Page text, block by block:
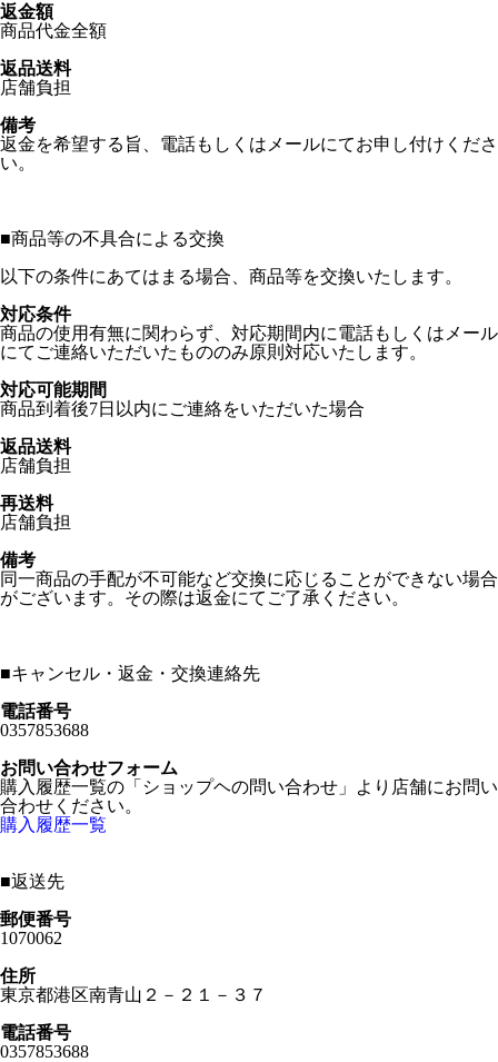
返金額
商品代金全額
返品送料
店舗負担
備考
返金を希望する旨、電話もしくはメールにてお申し付けくださ
い。
■商品等の不具合による交換
以下の条件にあてはまる場合、商品等を交換いたします。
対応条件
商品の使用有無に関わらず、対応期間内に電話もしくはメール
にてご連絡いただいたもののみ原則対応いたします。
対応可能期間
商品到着後7日以内にご連絡をいただいた場合
返品送料
店舗負担
再送料
店舗負担
備考
同一商品の手配が不可能など交換に応じることができない場合
がございます。その際は返金にてご了承ください。
■キャンセル・返金・交換連絡先
電話番号
0357853688
お問い合わせフォーム
購入履歴一覧の「ショップヘの問い合わせ」より店舗にお問い
合わせください。
購入履歴一覧
■返送先
郵便番号
1070062
住所
東京都港区南青山２－２１－３７
電話番号
0357853688